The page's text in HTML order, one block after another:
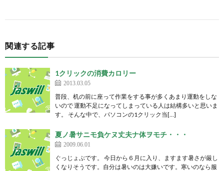
関連する記事
1クリックの消費カロリー
2013.03.05
普段、机の前に座って作業をする事が多くあまり運動をしな
いので 運動不足になってしまっている人は結構多いと思いま
す。 そんな中で、パソコンの1クリック当[…]
夏ノ暑サニモ負ケヌ丈夫ナ体ヲモチ・・・
2009.06.01
ぐっじょぶです。 今日から６月に入り、ますます暑さが厳し
くなりそうです。自分は暑いのは大嫌いです。寒いのなら服